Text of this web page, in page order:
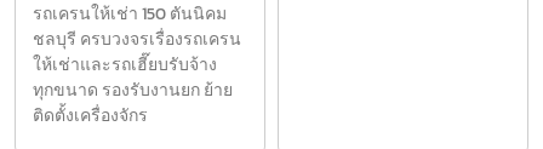
รถเครนให้เช่า 150 ตันนิคม
ชลบุรี ครบวงจรเรื่องรถเครน
ให้เช่าและรถเฮี๊ยบรับจ้าง
ทุกขนาด รองรับงานยก ย้าย
ติดตั้งเครื่องจักร